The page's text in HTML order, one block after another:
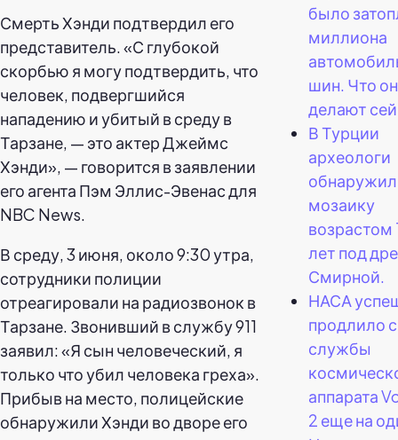
Смерть Хэнди подтвердил его
представитель. «С глубокой
скорбью я могу подтвердить, что
человек, подвергшийся
нападению и убитый в среду в
Тарзане, — это актер Джеймс
Хэнди», — говорится в заявлении
его агента Пэм Эллис-Эвенас для
NBC News.
В среду, 3 июня, около 9:30 утра,
сотрудники полиции
отреагировали на радиозвонок в
Тарзане. Звонивший в службу 911
заявил: «Я сын человеческий, я
только что убил человека греха».
Прибыв на место, полицейские
обнаружили Хэнди во дворе его
было
миллиона
шин. Что
делают
В Турции
археологи
мозаику
возрастом
лет под
Смирной.
НАСА
продлило
службы
аппарата
2 еще на